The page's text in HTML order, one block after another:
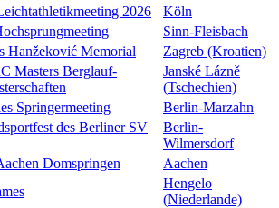
2026
Köln
Sinn-Fleisbach
Hanžeković Memorial
Zagreb (Kroatien)
Masters Berglauf-
Janské Lázně
(Tschechien)
Springermeeting
Berlin-Marzahn
des Berliner SV
Berlin-
Wilmersdorf
Domspringen
Aachen
Hengelo
(Niederlande)